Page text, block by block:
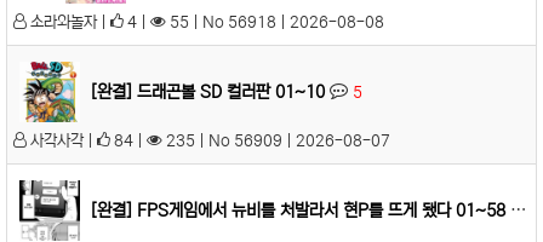
소라와놀자 | 4 | 55 | No 56918 | 2026-08-08
[완결] 드래곤볼 SD 컬러판 01~10 5
사각사각 | 84 | 235 | No 56909 | 2026-08-07
[완결] FPS게임에서 뉴비를 처발라서 현P를 뜨게 됐다 01~58